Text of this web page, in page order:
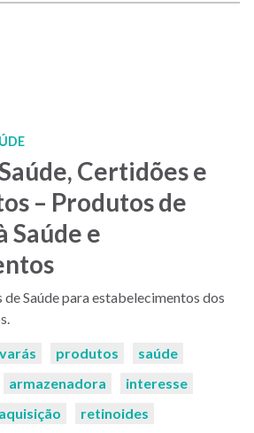
Certidões e
– Produtos de
Saúde e
de Saúde para estabelecimentos dos
produtos
saúde
armazenadora
interesse
aquisição
retinoides